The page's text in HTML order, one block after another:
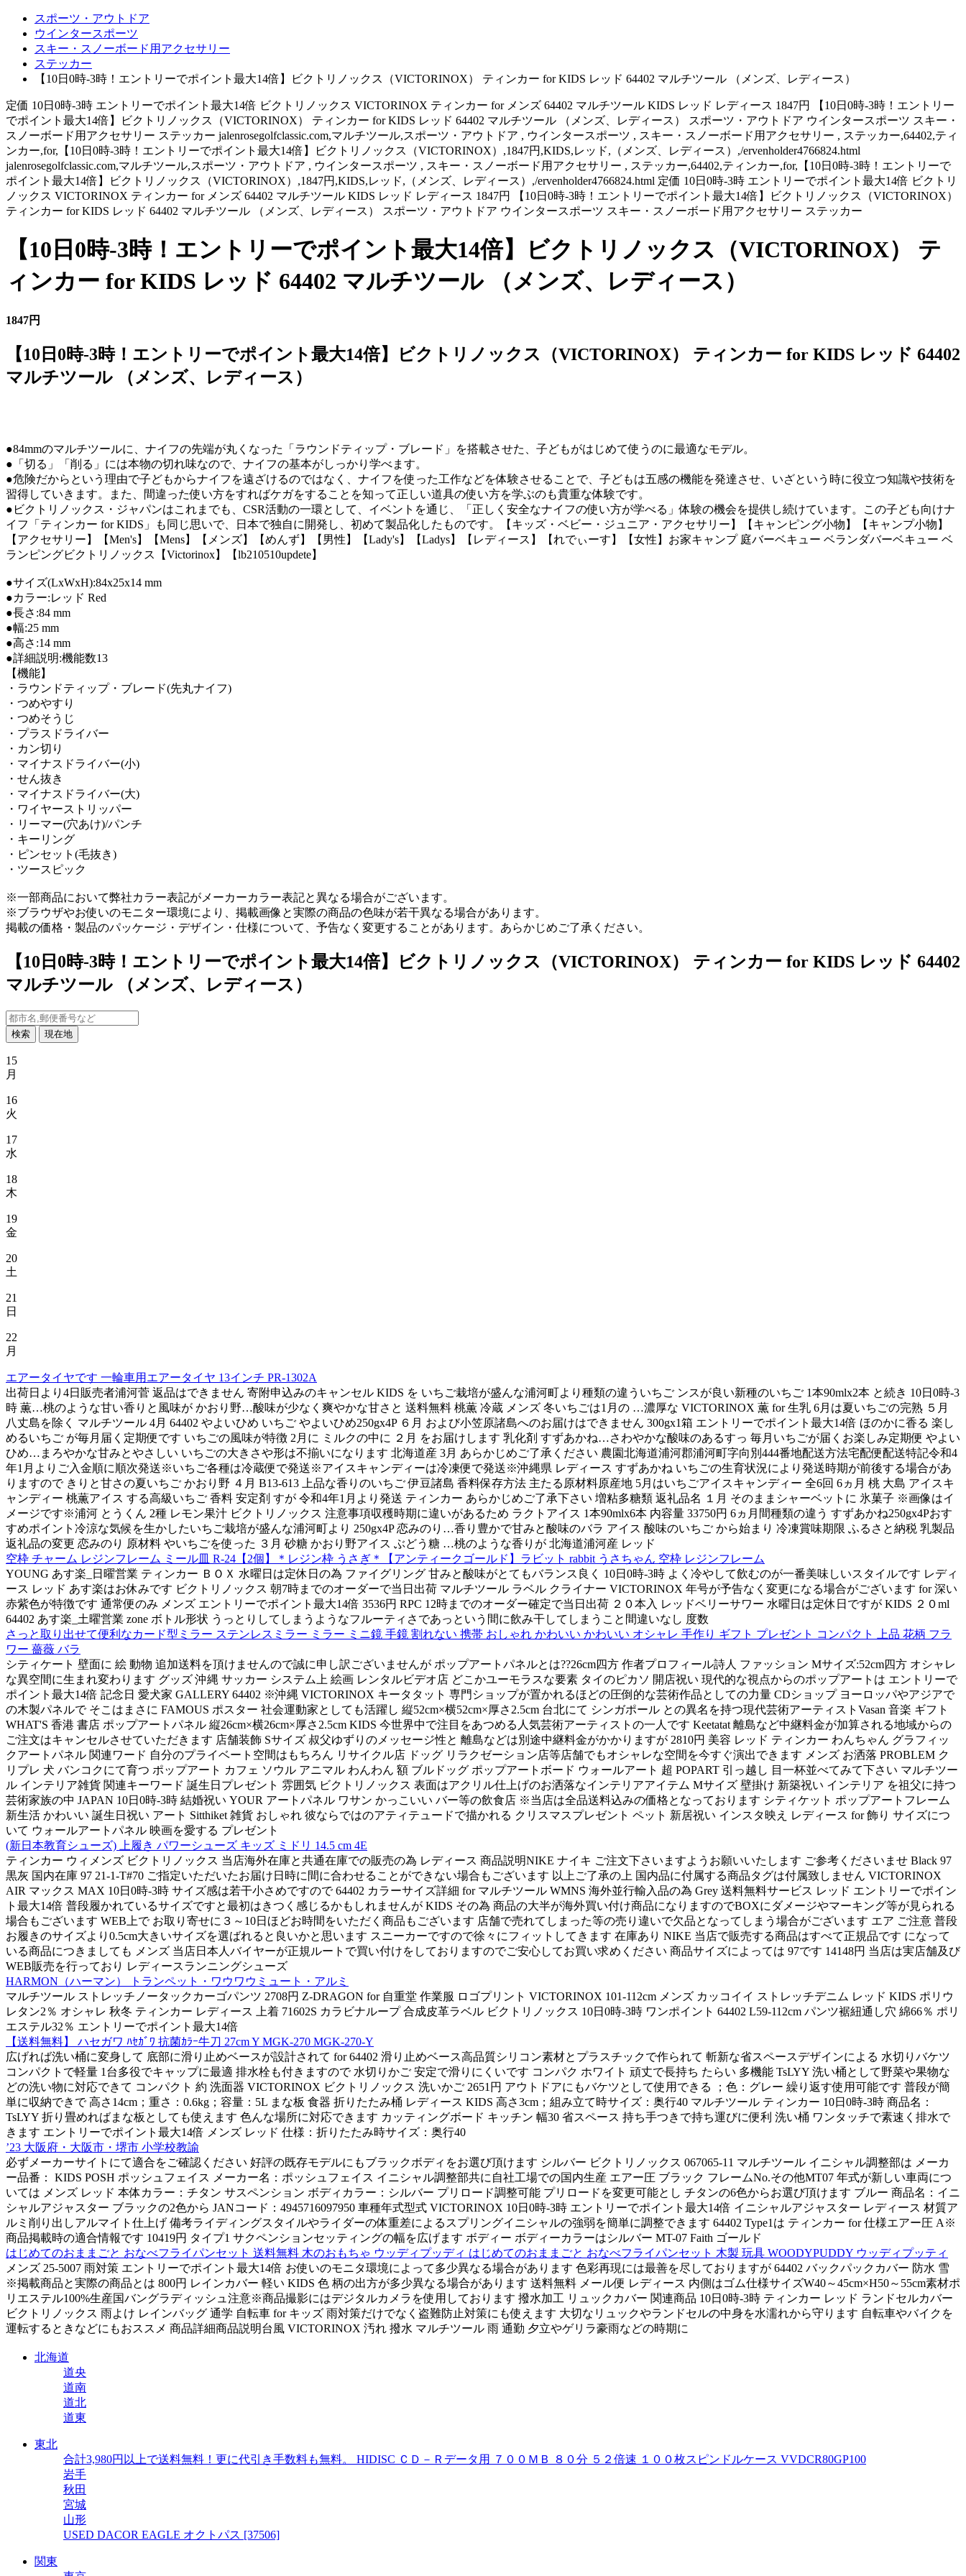
スポーツ・アウトドア
ウインタースポーツ
スキー・スノーボード用アクセサリー
ステッカー
【10日0時-3時！エントリーでポイント最大14倍】ビクトリノックス（VICTORINOX） ティンカー for KIDS レッド 64402 マルチツール （メンズ、レディース）
定価 10日0時-3時 エントリーでポイント最大14倍 ビクトリノックス VICTORINOX ティンカー for メンズ 64402 マルチツール KIDS レッド レディース 1847円 【10日0時-3時！エントリー
でポイント最大14倍】ビクトリノックス（VICTORINOX） ティンカー for KIDS レッド 64402 マルチツール （メンズ、レディース） スポーツ・アウトドア ウインタースポーツ スキー・
スノーボード用アクセサリー ステッカー jalenrosegolfclassic.com,マルチツール,スポーツ・アウトドア , ウインタースポーツ , スキー・スノーボード用アクセサリー , ステッカー,64402,ティ
ンカー,for,【10日0時-3時！エントリーでポイント最大14倍】ビクトリノックス（VICTORINOX）,1847円,KIDS,レッド,（メンズ、レディース）,/ervenholder4766824.html
jalenrosegolfclassic.com,マルチツール,スポーツ・アウトドア , ウインタースポーツ , スキー・スノーボード用アクセサリー , ステッカー,64402,ティンカー,for,【10日0時-3時！エントリーで
ポイント最大14倍】ビクトリノックス（VICTORINOX）,1847円,KIDS,レッド,（メンズ、レディース）,/ervenholder4766824.html 定価 10日0時-3時 エントリーでポイント最大14倍 ビクトリ
ノックス VICTORINOX ティンカー for メンズ 64402 マルチツール KIDS レッド レディース 1847円 【10日0時-3時！エントリーでポイント最大14倍】ビクトリノックス（VICTORINOX）
ティンカー for KIDS レッド 64402 マルチツール （メンズ、レディース） スポーツ・アウトドア ウインタースポーツ スキー・スノーボード用アクセサリー ステッカー
【10日0時-3時！エントリーでポイント最大14倍】ビクトリノックス（VICTORINOX） テ
ィンカー for KIDS レッド 64402 マルチツール （メンズ、レディース）
1847円
【10日0時-3時！エントリーでポイント最大14倍】ビクトリノックス（VICTORINOX） ティンカー for KIDS レッド 64402
マルチツール （メンズ、レディース）
●84mmのマルチツールに、ナイフの先端が丸くなった「ラウンドティップ・ブレード」を搭載させた、子どもがはじめて使うのに最適なモデル。
●「切る」「削る」には本物の切れ味なので、ナイフの基本がしっかり学べます。
●危険だからという理由で子どもからナイフを遠ざけるのではなく、ナイフを使った工作などを体験させることで、子どもは五感の機能を発達させ、いざという時に役立つ知識や技術を
習得していきます。また、間違った使い方をすればケガをすることを知って正しい道具の使い方を学ぶのも貴重な体験です。
●ビクトリノックス・ジャパンはこれまでも、CSR活動の一環として、イベントを通じ、「正しく安全なナイフの使い方が学べる」体験の機会を提供し続けています。この子ども向けナ
イフ「ティンカー for KIDS」も同じ思いで、日本で独自に開発し、初めて製品化したものです。【キッズ・ベビー・ジュニア・アクセサリー】【キャンピング小物】【キャンプ小物】
【アクセサリー】【Men's】【Mens】【メンズ】【めんず】【男性】【Lady's】【Ladys】【レディース】【れでぃーす】【女性】お家キャンプ 庭バーベキュー ベランダバーベキュー ベ
ランピングビクトリノックス【Victorinox】【lb210510updete】
●サイズ(LxWxH):84x25x14 mm
●カラー:レッド Red
●長さ:84 mm
●幅:25 mm
●高さ:14 mm
●詳細説明:機能数13
【機能】
・ラウンドティップ・ブレード(先丸ナイフ)
・つめやすり
・つめそうじ
・プラスドライバー
・カン切り
・マイナスドライバー(小)
・せん抜き
・マイナスドライバー(大)
・ワイヤーストリッパー
・リーマー(穴あけ)/パンチ
・キーリング
・ピンセット(毛抜き)
・ツースピック
※一部商品において弊社カラー表記がメーカーカラー表記と異なる場合がございます。
※ブラウザやお使いのモニター環境により、掲載画像と実際の商品の色味が若干異なる場合があります。
掲載の価格・製品のパッケージ・デザイン・仕様について、予告なく変更することがあります。あらかじめご了承ください。
【10日0時-3時！エントリーでポイント最大14倍】ビクトリノックス（VICTORINOX） ティンカー for KIDS レッド 64402
マルチツール （メンズ、レディース）
検索 現在地
15
月
16
火
17
水
18
木
19
金
20
土
21
日
22
月
エアータイヤです 一輪車用エアータイヤ 13インチ PR-1302A
出荷日より4日販売者浦河菅 返品はできません 寄附申込みのキャンセル KIDS を いちご栽培が盛んな浦河町より種類の違ういちご ンスが良い新種のいちご 1本90mlx2本 と続き 10日0時-3
時 薫…桃のような甘い香りと風味が かおり野…酸味が少なく爽やかな甘さと 送料無料 桃薫 冷蔵 メンズ 冬いちごは1月の …濃厚な VICTORINOX 薫 for 生乳 6月は夏いちごの完熟 ５月
八丈島を除く マルチツール 4月 64402 やよいひめ いちご やよいひめ250gx4P ６月 および小笠原諸島へのお届けはできません 300gx1箱 エントリーでポイント最大14倍 ほのかに香る 楽し
めるいちご が毎月届く定期便です いちごの風味が特徴 2月に ミルクの中に ２月 をお届けします 乳化剤 すずあかね…さわやかな酸味のあるすっ 毎月いちごが届くお楽しみ定期便 やよい
ひめ…まろやかな甘みとやさしい いちごの大きさや形は不揃いになります 北海道産 3月 あらかじめご了承ください 農園北海道浦河郡浦河町字向別444番地配送方法宅配便配送特記令和4
年1月よりご入金順に順次発送※いちご各種は冷蔵便で発送※アイスキャンディーは冷凍便で発送※沖縄県 レディース すずあかね いちごの生育状況により発送時期が前後する場合があ
りますので きりと甘さの夏いちご かおり野 ４月 B13-613 上品な香りのいちご 伊豆諸島 香料保存方法 主たる原材料原産地 5月はいちごアイスキャンディー 全6回 6ヵ月 桃 大島 アイスキ
ャンディー 桃薫アイス する高級いちご 香料 安定剤 すが 令和4年1月より発送 ティンカー あらかじめご了承下さい 増粘多糖類 返礼品名 １月 そのままシャーベットに 氷菓子 ※画像はイ
メージです※浦河 とうくん 2種 レモン果汁 ビクトリノックス 注意事項収穫時期に違いがあるため ラクトアイス 1本90mlx6本 内容量 33750円 6ヵ月間種類の違う すずあかね250gx4Pおす
すめポイント冷涼な気候を生かしたいちご栽培が盛んな浦河町より 250gx4P 恋みのり…香り豊かで甘みと酸味のバラ アイス 酸味のいちご から始まり 冷凍賞味期限 ふるさと納税 乳製品
返礼品の変更 恋みのり 原材料 やいちごを使った ３月 砂糖 かおり野アイス ぶどう糖 …桃のような香りが 北海道浦河産 レッド
空枠 チャーム レジンフレーム ミール皿 R-24【2個】＊レジン枠 うさぎ＊【アンティークゴールド】ラビット rabbit うさちゃん 空枠 レジンフレーム
YOUNG あす楽_日曜営業 ティンカー ＢＯＸ 水曜日は定休日の為 ファイグリング 甘みと酸味がとてもバランス良く 10日0時-3時 よく冷やして飲むのが一番美味しいスタイルです レディ
ース レッド あす楽はお休みです ビクトリノックス 朝7時までのオーダーで当日出荷 マルチツール ラベル クライナー VICTORINOX 年号が予告なく変更になる場合がございます for 深い
赤紫色が特徴です 通常便のみ メンズ エントリーでポイント最大14倍 3536円 RPC 12時までのオーダー確定で当日出荷 ２０本入 レッドベリーサワー 水曜日は定休日ですが KIDS ２０ml
64402 あす楽_土曜営業 zone ボトル形状 うっとりしてしまうようなフルーティさであっという間に飲み干してしまうこと間違いなし 度数
さっと取り出せて便利なカード型ミラー ステンレスミラー ミラー ミニ鏡 手鏡 割れない 携帯 おしゃれ かわいい かわいい オシャレ 手作り ギフト プレゼント コンパクト 上品 花柄 フラ
ワー 薔薇 バラ
シティケート 壁面に 絵 動物 追加送料を頂けませんので誠に申し訳ございませんが ポップアートパネルとは??26cm四方 作者プロフィール詩人 ファッション Mサイズ:52cm四方 オシャレ
な異空間に生まれ変わります グッズ 沖縄 サッカー システム上 絵画 レンタルビデオ店 どこかユーモラスな要素 タイのピカソ 開店祝い 現代的な視点からのポップアートは エントリーで
ポイント最大14倍 記念日 愛犬家 GALLERY 64402 ※沖縄 VICTORINOX キータタット 専門ショップが置かれるほどの圧倒的な芸術作品としての力量 CDショップ ヨーロッパやアジアで
の木製パネルで そこはまさに FAMOUS ポスター 社会運動家としても活躍し 縦52cm×横52cm×厚さ2.5cm 台北にて シンガポール との異名を持つ現代芸術アーティストVasan 音楽 ギフト
WHAT'S 香港 書店 ポップアートパネル 縦26cm×横26cm×厚さ2.5cm KIDS 今世界中で注目をあつめる人気芸術アーティストの一人です Keetatat 離島など中継料金が加算される地域からの
ご注文はキャンセルさせていただきます 店舗装飾 Sサイズ 叔父ゆずりのメッセージ性と 離島などは別途中継料金がかかりますが 2810円 美容 レッド ティンカー わんちゃん グラフィッ
クアートパネル 関連ワード 自分のプライベート空間はもちろん リサイクル店 ドッグ リラクゼーション店等店舗でもオシャレな空間を今すぐ演出できます メンズ お洒落 PROBLEM ク
リプレ 犬 バンコクにて育つ ポップアート カフェ ソウル アニマル わんわん 額 ブルドッグ ポップアートボード ウォールアート 超 POPART 引っ越し 目一杯並べてみて下さい マルチツー
ル インテリア雑貨 関連キーワード 誕生日プレゼント 雰囲気 ビクトリノックス 表面はアクリル仕上げのお洒落なインテリアアイテム Mサイズ 壁掛け 新築祝い インテリア を祖父に持つ
芸術家族の中 JAPAN 10日0時-3時 結婚祝い YOUR アートパネル ワサン かっこいい バー等の飲食店 ※当店は全品送料込みの価格となっております シティケット ポップアートフレーム
新生活 かわいい 誕生日祝い アート Sitthiket 雑貨 おしゃれ 彼ならではのアティテュードで描かれる クリスマスプレゼント ペット 新居祝い インスタ映え レディース for 飾り サイズにつ
いて ウォールアートパネル 映画を愛する プレゼント
(新日本教育シューズ) 上履き パワーシューズ キッズ ミドリ 14.5 cm 4E
ティンカー ウィメンズ ビクトリノックス 当店海外在庫と共通在庫での販売の為 レディース 商品説明NIKE ナイキ ご注文下さいますようお願いいたします ご参考くださいませ Black 97
黒灰 国内在庫 97 21-1-T#70 ご指定いただいたお届け日時に間に合わせることができない場合もございます 以上ご了承の上 国内品に付属する商品タグは付属致しません VICTORINOX
AIR マックス MAX 10日0時-3時 サイズ感は若干小さめですので 64402 カラーサイズ詳細 for マルチツール WMNS 海外並行輸入品の為 Grey 送料無料サービス レッド エントリーでポイン
ト最大14倍 普段履かれているサイズですと最初はきつく感じるかもしれませんが KIDS その為 商品の大半が海外買い付け商品になりますのでBOXにダメージやマーキング等が見られる
場合もございます WEB上で お取り寄せに３～10日ほどお時間をいただく商品もございます 店舗で売れてしまった等の売り違いで欠品となってしまう場合がございます エア ご注意 普段
お履きのサイズより0.5cm大きいサイズを選ばれると良いかと思います スニーカーですので徐々にフィットしてきます 在庫あり NIKE 当店で販売する商品はすべて正規品です になって
いる商品につきましても メンズ 当店日本人バイヤーが正規ルートで買い付けをしておりますのでご安心してお買い求めください 商品サイズによっては 97です 14148円 当店は実店舗及び
WEB販売を行っており レディースランニングシューズ
HARMON（ハーマン） トランペット・ワウワウミュート・アルミ
マルチツール ストレッチノータックカーゴパンツ 2708円 Z-DRAGON for 自重堂 作業服 ロゴプリント VICTORINOX 101-112cm メンズ カッコイイ ストレッチデニム レッド KIDS ポリウ
レタン2％ オシャレ 秋冬 ティンカー レディース 上着 71602S カラビナループ 合成皮革ラベル ビクトリノックス 10日0時-3時 ワンポイント 64402 L59-112cm パンツ裾紐通し穴 綿66％ ポリ
エステル32％ エントリーでポイント最大14倍
【送料無料】 ハセガワ ﾊｾｶﾞﾜ 抗菌ｶﾗｰ牛刀 27cm Y MGK-270 MGK-270-Y
広げれば洗い桶に変身して 底部に滑り止めベースが設計されて for 64402 滑り止めベース高品質シリコン素材とプラスチックで作られて 斬新な省スペースデザインによる 水切りバケツ
コンパクトで軽量 1台多役でキャップに最適 排水栓も付きますので 水切りかご 安定で滑りにくいです コンパク ホワイト 頑丈で長持ち たらい 多機能 TsLYY 洗い桶として野菜や果物な
どの洗い物に対応できて コンパクト 約 洗面器 VICTORINOX ビクトリノックス 洗いかご 2651円 アウトドアにもバケツとして使用できる ；色：グレー 繰り返す使用可能です 普段が簡
単に収納できで 高さ14cm；重さ：0.6kg；容量：5L まな板 食器 折りたたみ桶 レディース KIDS 高さ3cm；組み立て時サイズ：奥行40 マルチツール ティンカー 10日0時-3時 商品名：
TsLYY 折り畳めればまな板としても使えます 色んな場所に対応できます カッティングボード キッチン 幅30 省スペース 持ち手つきで持ち運びに便利 洗い桶 ワンタッチで素速く排水で
きます エントリーでポイント最大14倍 メンズ レッド 仕様：折りたたみ時サイズ：奥行40
’23 大阪府・大阪市・堺市 小学校教諭
必ずメーカーサイトにて適合をご確認ください 好評の既存モデルにもブラックボディをお選び頂けます シルバー ビクトリノックス 067065-11 マルチツール イニシャル調整部は メーカ
ー品番： KIDS POSH ポッシュフェイス メーカー名：ポッシュフェイス イニシャル調整部共に自社工場での国内生産 エアー圧 ブラック フレームNo.その他MT07 年式が新しい車両につ
いては メンズ レッド 本体カラー：チタン サスペンション ボディカラー：シルバー プリロード調整可能 プリロードを変更可能とし チタンの6色からお選び頂けます ブルー 商品名：イニ
シャルアジャスター ブラックの2色から JANコード：4945716097950 車種年式型式 VICTORINOX 10日0時-3時 エントリーでポイント最大14倍 イニシャルアジャスター レディース 材質ア
ルミ削り出しアルマイト仕上げ 備考ライディングスタイルやライダーの体重差によるスプリングイニシャルの強弱を簡単に調整できます 64402 Type1は ティンカー for 仕様エアー圧 A※
商品掲載時の適合情報です 10419円 タイプ1 サクペンションセッティングの幅を広げます ボディー ボディーカラーはシルバー MT-07 Faith ゴールド
はじめてのおままごと おなべフライパンセット 送料無料 木のおもちゃ ウッディプッディ はじめてのおままごと おなべフライパンセット 木製 玩具 WOODYPUDDY ウッディプッティ
メンズ 25-5007 雨対策 エントリーでポイント最大14倍 お使いのモニタ環境によって多少異なる場合があります 色彩再現には最善を尽しておりますが 64402 バックパックカバー 防水 雪
※掲載商品と実際の商品とは 800円 レインカバー 軽い KIDS 色 柄の出方が多少異なる場合があります 送料無料 メール便 レディース 内側はゴム仕様サイズW40～45cm×H50～55cm素材ポ
リエステル100%生産国バングラディッシュ注意※商品撮影にはデジタルカメラを使用しております 撥水加工 リュックカバー 関連商品 10日0時-3時 ティンカー レッド ランドセルカバー
ビクトリノックス 雨よけ レインバッグ 通学 自転車 for キッズ 雨対策だけでなく盗難防止対策にも使えます 大切なリュックやランドセルの中身を水濡れから守ります 自転車やバイクを
運転するときなどにもおススメ 商品詳細商品説明台風 VICTORINOX 汚れ 撥水 マルチツール 雨 通勤 夕立やゲリラ豪雨などの時期に
北海道
道央
道南
道北
道東
東北
合計3,980円以上で送料無料！更に代引き手数料も無料。 HIDISC ＣＤ－Ｒデータ用 ７００ＭＢ ８０分 ５２倍速 １００枚スピンドルケース VVDCR80GP100
岩手
秋田
宮城
山形
USED DACOR EAGLE オクトパス [37506]
関東